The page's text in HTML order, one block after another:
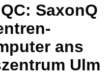
SaxonQ
ans
Ulm